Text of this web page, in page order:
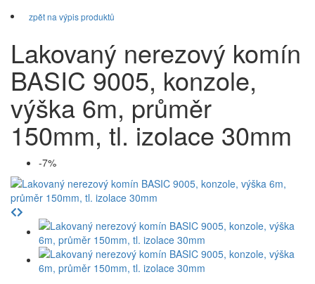
zpět na výpis produktů
Lakovaný nerezový komín
BASIC 9005, konzole,
výška 6m, průměr
150mm, tl. izolace 30mm
-7%